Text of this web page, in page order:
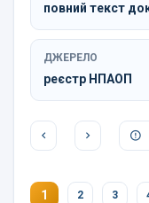
повний текст
ДЖЕРЕЛО
реєстр НПАОП
1 2 3